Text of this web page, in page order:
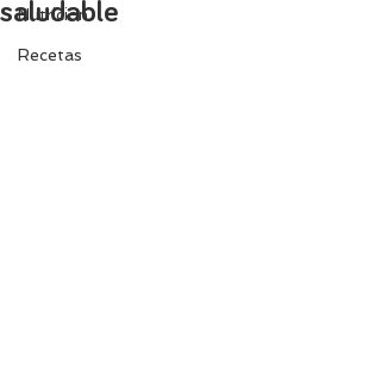
Nutricion
Recetas
saludable